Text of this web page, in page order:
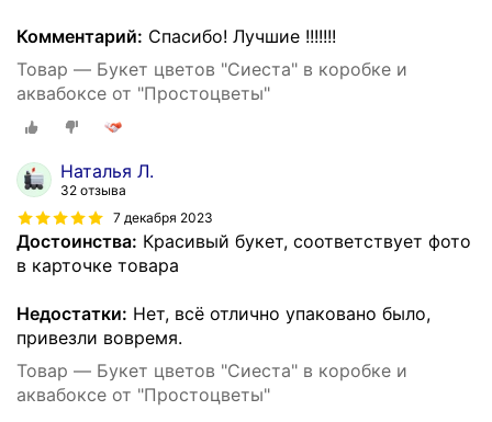
Комментарий: Спасибо! Лучшие !!!!!!!
Товар — Букет цветов "Сиеста" в коробке и
аквабоксе от "Простоцветы"
Наталья Л.
32 отзыва
7 декабря 2023
Достоинства: Красивый букет, соответствует фото
в карточке товара
Недостатки: Нет, всё отлично упаковано было,
привезли вовремя.
Товар — Букет цветов "Сиеста" в коробке и
аквабоксе от "Простоцветы"